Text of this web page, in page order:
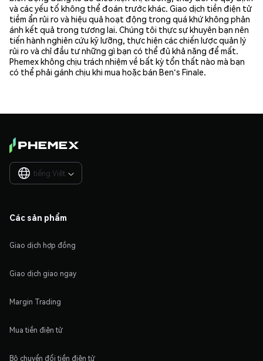
và các yếu tố không thể đoán trước khác. Giao dịch tiền điện tử
tiềm ẩn rủi ro và hiệu quả hoạt động trong quá khứ không phản
ánh kết quả trong tương lai. Chúng tôi thực sự khuyên bạn nên
tiến hành nghiên cứu kỹ lưỡng, thực hiện các chiến lược quản lý
rủi ro và chỉ đầu tư những gì bạn có thể đủ khả năng để mất.
Phemex không chịu trách nhiệm về bất kỳ tổn thất nào mà bạn
có thể phải gánh chịu khi mua hoặc bán Ben's Finale.
tiếng Việt 
Các sản phẩm
Giao dịch hợp đồng
Giao dịch giao ngay
Margin Trading
Mua tiền điện tử
Bộ chuyển đổi tiền điện tử